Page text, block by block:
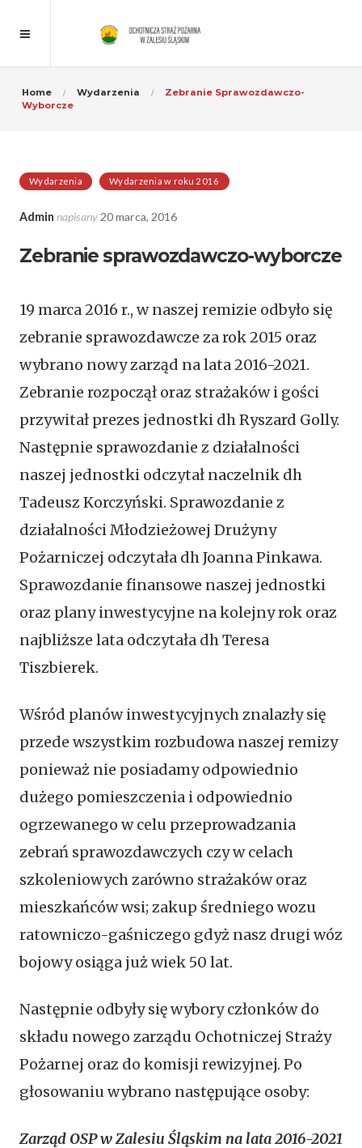
Home Wydarzenia
Zebranie Sprawozdawczo-
Wyborcze
Wydarzenia Wydarzenia w roku 2016
Admin napisany20 marca, 2016
Zebranie sprawozdawczo-wyborcze
19 marca 2016 r., w naszej remizie odbyło się
zebranie sprawozdawcze za rok 2015 oraz
wybrano nowy zarząd na lata 2016-2021.
Zebranie rozpoczął oraz strażaków i gości
przywitał prezes jednostki dh Ryszard Golly.
Następnie sprawozdanie z działalności
naszej jednostki odczytał naczelnik dh
Tadeusz Korczyński. Sprawozdanie z
działalności Młodzieżowej Drużyny
Pożarniczej odczytała dh Joanna Pinkawa.
Sprawozdanie finansowe naszej jednostki
oraz plany inwestycyjne na kolejny rok oraz
najbliższe lata odczytała dh Teresa
Tiszbierek.
Wśród planów inwestycyjnych znalazły się
przede wszystkim rozbudowa naszej remizy
ponieważ nie posiadamy odpowiednio
dużego pomieszczenia i odpowiednio
ogrzewanego w celu przeprowadzania
zebrań sprawozdawczych czy w celach
szkoleniowych zarówno strażaków oraz
mieszkańców wsi; zakup średniego wozu
ratowniczo-gaśniczego gdyż nasz drugi wóz
bojowy osiąga już wiek 50 lat.
Następnie odbyły się wybory członków do
składu nowego zarządu Ochotniczej Straży
Pożarnej oraz do komisji rewizyjnej. Po
głosowaniu wybrano następujące osoby:
Zarząd OSP w Zalesiu Śląskim na lata 2016-2021